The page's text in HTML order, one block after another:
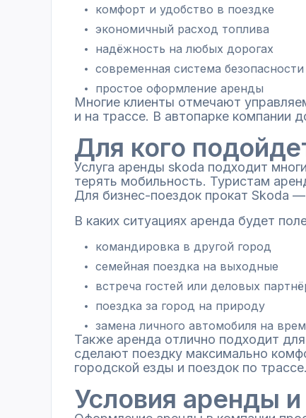
комфорт и удобство в поездке
экономичный расход топлива
надёжность на любых дорогах
современная система безопасности
простое оформление аренды
Многие клиенты отмечают
и на трассе. В автопарке компании
Для кого
Услуга аренды skoda подходит
терять мобильность. Туристам
Для бизнес-поездок прокат Skoda
В каких ситуациях аренда будет
командировка в другой город
семейная поездка на выходные
встреча гостей или деловых
поездка за город на природу
замена личного автомобиля на
Также аренда отлично подходит
сделают поездку максимально
городской езды и поездок по трассе.
Условия аренды